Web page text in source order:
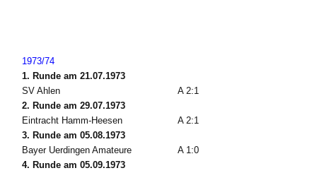
1973/74
1. Runde am 21.07.1973
SV Ahlen
A 2:1
2. Runde am 29.07.1973
Eintracht Hamm-Heesen
A 2:1
3. Runde am 05.08.1973
Bayer Uerdingen Amateure
A 1:0
4. Runde am 05.09.1973